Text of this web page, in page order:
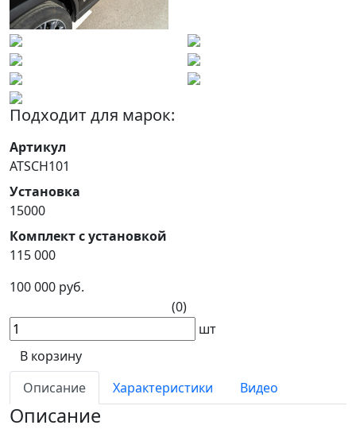
Подходит для марок:
Артикул
ATSCH101
Установка
15000
Комплект с установкой
115 000
100 000 руб.
(0)
шт
В корзину
Описание
Характеристики Видео
Описание